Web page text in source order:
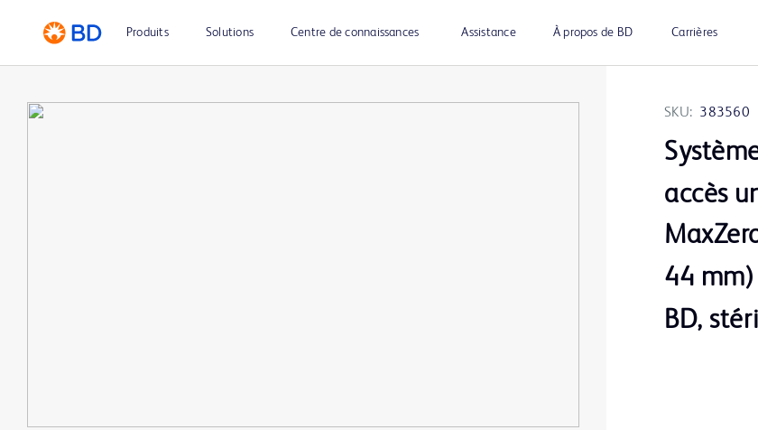
Produits Solutions Centre de connaissances Assistance À propos de BD Carrières
SKU: 383560
accès
44
BD,